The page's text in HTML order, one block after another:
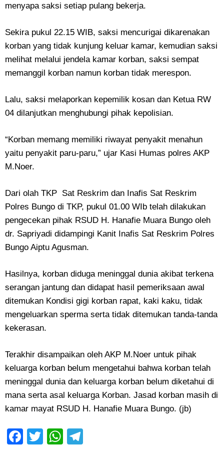
menyapa saksi setiap pulang bekerja.
Sekira pukul 22.15 WIB, saksi mencurigai dikarenakan
korban yang tidak kunjung keluar kamar, kemudian saksi
melihat melalui jendela kamar korban, saksi sempat
memanggil korban namun korban tidak merespon.
Lalu, saksi melaporkan kepemilik kosan dan Ketua RW
04 dilanjutkan menghubungi pihak kepolisian.
“Korban memang memiliki riwayat penyakit menahun
yaitu penyakit paru-paru,” ujar Kasi Humas polres AKP
M.Noer.
Dari olah TKP Sat Reskrim dan Inafis Sat Reskrim
Polres Bungo di TKP, pukul 01.00 WIb telah dilakukan
pengecekan pihak RSUD H. Hanafie Muara Bungo oleh
dr. Sapriyadi didampingi Kanit Inafis Sat Reskrim Polres
Bungo Aiptu Agusman.
Hasilnya, korban diduga meninggal dunia akibat terkena
serangan jantung dan didapat hasil pemeriksaan awal
ditemukan Kondisi gigi korban rapat, kaki kaku, tidak
mengeluarkan sperma serta tidak ditemukan tanda-tanda
kekerasan.
Terakhir disampaikan oleh AKP M.Noer untuk pihak
keluarga korban belum mengetahui bahwa korban telah
meninggal dunia dan keluarga korban belum diketahui di
mana serta asal keluarga Korban. Jasad korban masih di
kamar mayat RSUD H. Hanafie Muara Bungo. (jb)
Facebook
TwitterWhatsApp